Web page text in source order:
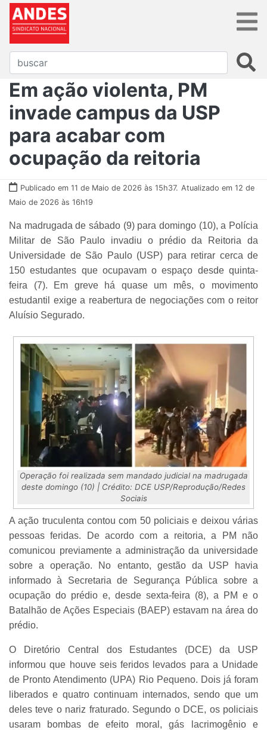
Em ação violenta, PM
invade campus da USP
para acabar com
ocupação da reitoria
Publicado em 11 de Maio de 2026 às 15h37. Atualizado em 12 de
Maio de 2026 às 16h19
Na madrugada de sábado (9) para domingo (10), a Polícia
Militar de São Paulo invadiu o prédio da Reitoria da
Universidade de São Paulo (USP) para retirar cerca de
150 estudantes que ocupavam o espaço desde quinta-
feira (7). Em greve há quase um mês, o movimento
estudantil exige a reabertura de negociações com o reitor
Aluísio Segurado.
Operação foi realizada sem mandado judicial na madrugada
deste domingo (10) | Crédito: DCE USP/Reprodução/Redes
Sociais
A ação truculenta contou com 50 policiais e deixou várias
pessoas feridas. De acordo com a reitoria, a PM não
comunicou previamente a administração da universidade
sobre a operação. No entanto, gestão da USP havia
informado à Secretaria de Segurança Pública sobre a
ocupação do prédio e, desde sexta-feira (8), a PM e o
Batalhão de Ações Especiais (BAEP) estavam na área do
prédio.
O Diretório Central dos Estudantes (DCE) da USP
informou que houve seis feridos levados para a Unidade
de Pronto Atendimento (UPA) Rio Pequeno. Dois já foram
liberados e quatro continuam internados, sendo que um
deles teve o nariz fraturado. Segundo o DCE, os policiais
usaram bombas de efeito moral, gás lacrimogênio e